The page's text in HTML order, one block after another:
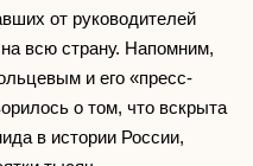
от руководителей
всю страну. Напомним,
и его «пресс-
о том, что вскрыта
в истории России,